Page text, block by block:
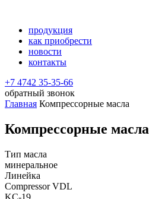
продукция
как приобрести
новости
контакты
+7 4742 35-35-66
обратный звонок
Главная Компрессорные масла
Компрессорные масла
Тип масла
минеральное
Линейка
Compressor VDL
KС-19